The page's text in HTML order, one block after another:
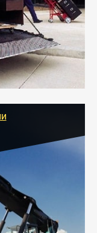
быть на
быстро и
месту
груза и
тонн
догруз